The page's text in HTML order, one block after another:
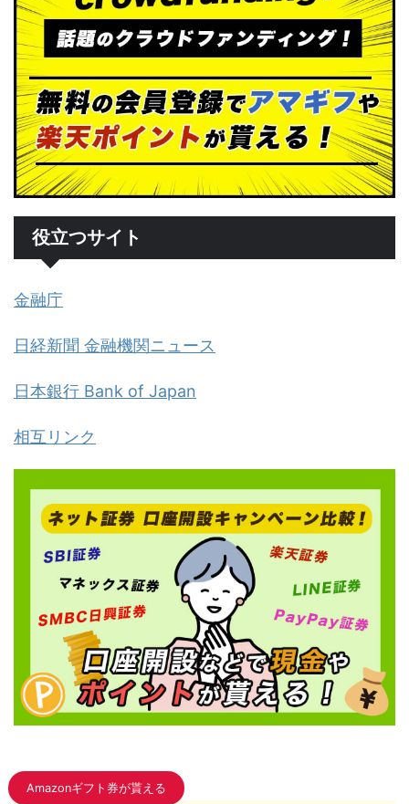
役立つサイト
金融庁
日経新聞 金融機関ニュース
日本銀行 Bank of Japan
相互リンク
Amazonギフト券が貰える